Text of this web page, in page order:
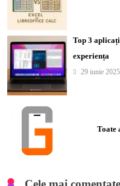
Top 3
experiența
29 iunie 2025
Toate